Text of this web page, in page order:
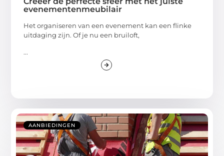
evenementenmeubilair
Het organiseren van een evenement kan een flinke
uitdaging zijn. Of je nu een bruiloft,
...
AANBIEDINGEN